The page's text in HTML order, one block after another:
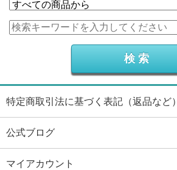
特定商取引法に基づく表記（返品など）
公式ブログ
マイアカウント